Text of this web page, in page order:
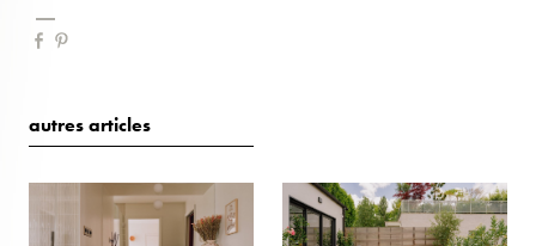
autres articles